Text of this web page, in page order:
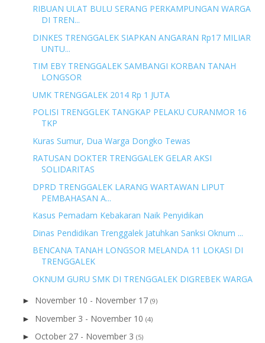
RIBUAN ULAT BULU SERANG PERKAMPUNGAN WARGA
DI TREN...
DINKES TRENGGALEK SIAPKAN ANGARAN Rp17 MILIAR
UNTU...
TIM EBY TRENGGALEK SAMBANGI KORBAN TANAH
LONGSOR
UMK TRENGGALEK 2014 Rp 1 JUTA
POLISI TRENGGLEK TANGKAP PELAKU CURANMOR 16
TKP
Kuras Sumur, Dua Warga Dongko Tewas
RATUSAN DOKTER TRENGGALEK GELAR AKSI
SOLIDARITAS
DPRD TRENGGALEK LARANG WARTAWAN LIPUT
PEMBAHASAN A...
Kasus Pemadam Kebakaran Naik Penyidikan
Dinas Pendidikan Trenggalek Jatuhkan Sanksi Oknum ...
BENCANA TANAH LONGSOR MELANDA 11 LOKASI DI
TRENGGALEK
OKNUM GURU SMK DI TRENGGALEK DIGREBEK WARGA
► November 10 - November 17 (9)
► November 3 - November 10 (4)
► October 27 - November 3 (5)